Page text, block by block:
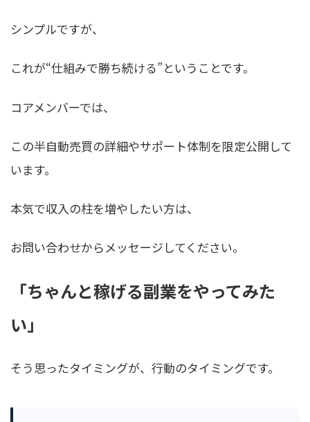
シンプルですが、
これが“仕組みで勝ち続ける”ということです。
コアメンバーでは、
この半自動売買の詳細やサポート体制を限定公開して
います。
本気で収入の柱を増やしたい方は、
お問い合わせからメッセージしてください。
「ちゃんと稼げる副業をやってみた
い」
そう思ったタイミングが、行動のタイミングです。